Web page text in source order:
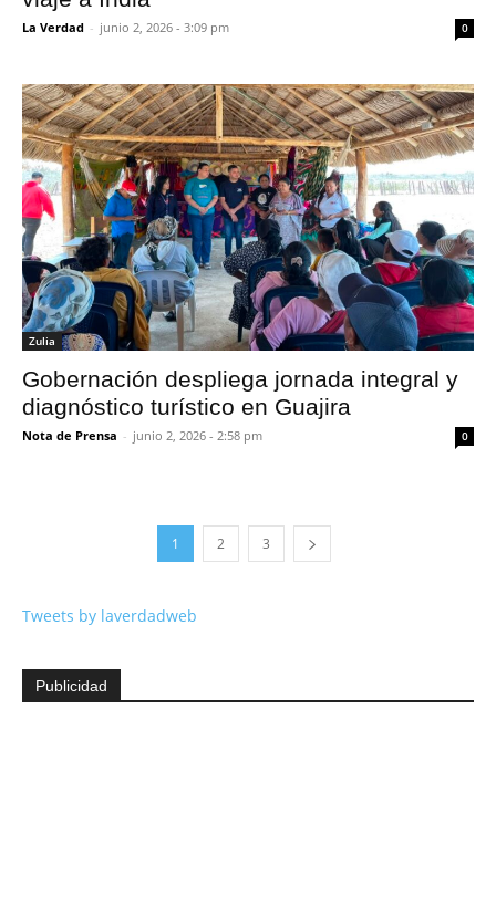
La Verdad - junio 2, 2026 - 3:09 pm 0
Zulia
Gobernación despliega jornada integral y
diagnóstico turístico en Guajira
Nota de Prensa - junio 2, 2026 - 2:58 pm 0
1 2 3
Tweets by laverdadweb
Publicidad